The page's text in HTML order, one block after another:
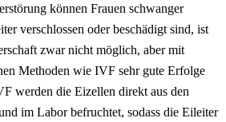
können Frauen schwanger
verschlossen oder beschädigt sind, ist
zwar nicht möglich, aber mit
Methoden wie IVF sehr gute Erfolge
werden die Eizellen direkt aus den
im Labor befruchtet, sodass die Eileiter